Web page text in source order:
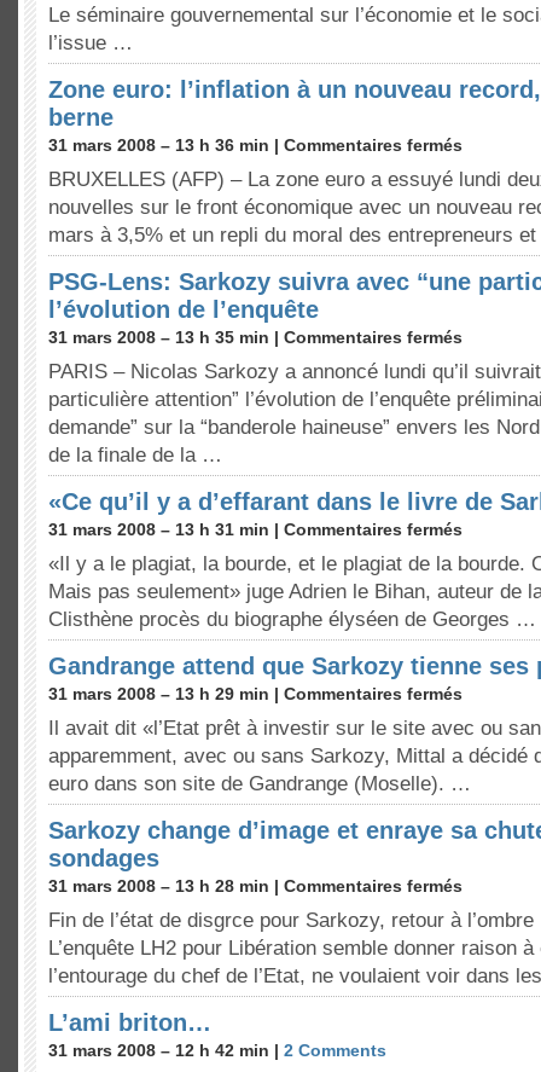
Le séminaire gouvernemental sur l’économie et le
l’issue …
Zone euro: l’inflation à un nouveau
berne
31 mars 2008 – 13 h 36 min | Commentaires fermés
BRUXELLES (AFP) – La zone euro a essuyé lundi
nouvelles sur le front économique avec un nouveau
mars à 3,5% et un repli du moral des entrepreneurs
PSG-Lens: Sarkozy suivra avec “une
l’évolution de l’enquête
31 mars 2008 – 13 h 35 min | Commentaires fermés
PARIS – Nicolas Sarkozy a annoncé lundi qu’il
particulière attention” l’évolution de l’enquête
demande” sur la “banderole haineuse” envers les
de la finale de la …
«Ce qu’il y a d’effarant dans le livre de
31 mars 2008 – 13 h 31 min | Commentaires fermés
«Il y a le plagiat, la bourde, et le plagiat de la bourde.
Mais pas seulement» juge Adrien le Bihan, auteur de
Clisthène procès du biographe élyséen de Georges …
Gandrange attend que Sarkozy tienne ses
31 mars 2008 – 13 h 29 min | Commentaires fermés
Il avait dit «l’Etat prêt à investir sur le site avec ou
apparemment, avec ou sans Sarkozy, Mittal a décidé
euro dans son site de Gandrange (Moselle). …
Sarkozy change d’image et enraye sa
sondages
31 mars 2008 – 13 h 28 min | Commentaires fermés
Fin de l’état de disgrce pour Sarkozy, retour à
L’enquête LH2 pour Libération semble donner raison
l’entourage du chef de l’Etat, ne voulaient voir dans
L’ami briton…
31 mars 2008 – 12 h 42 min | 2 Comments